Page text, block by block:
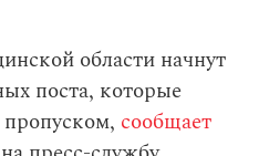
области начнут
поста, которые
сообщает